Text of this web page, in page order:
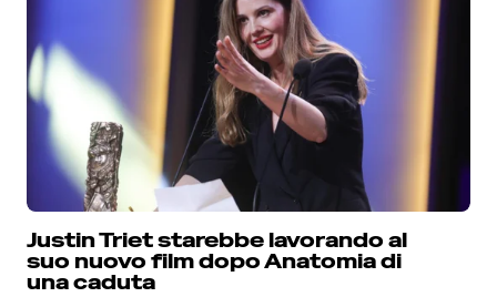
Justin Triet starebbe lavorando al
suo nuovo film dopo Anatomia di
una caduta